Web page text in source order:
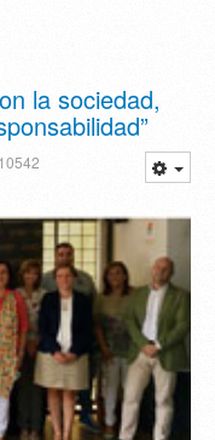
la sociedad,
10542